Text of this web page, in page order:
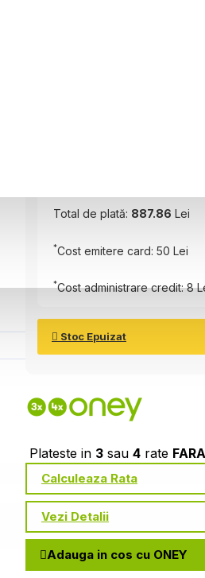
Total de plată: 887.86 Lei
*Cost emitere card: 50 Lei
*Cost administrare credit: 8
Stoc Epuizat
Plateste in 3 sau 4 rate
Calculeaza Rata
Vezi Detalii
Adauga in cos cu ONEY